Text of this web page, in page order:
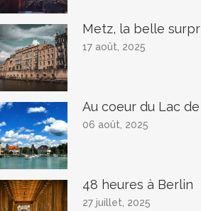
Metz, la belle
17 août, 2025
Au coeur du Lac
06 août, 2025
48 heures à Berlin
27 juillet, 2025